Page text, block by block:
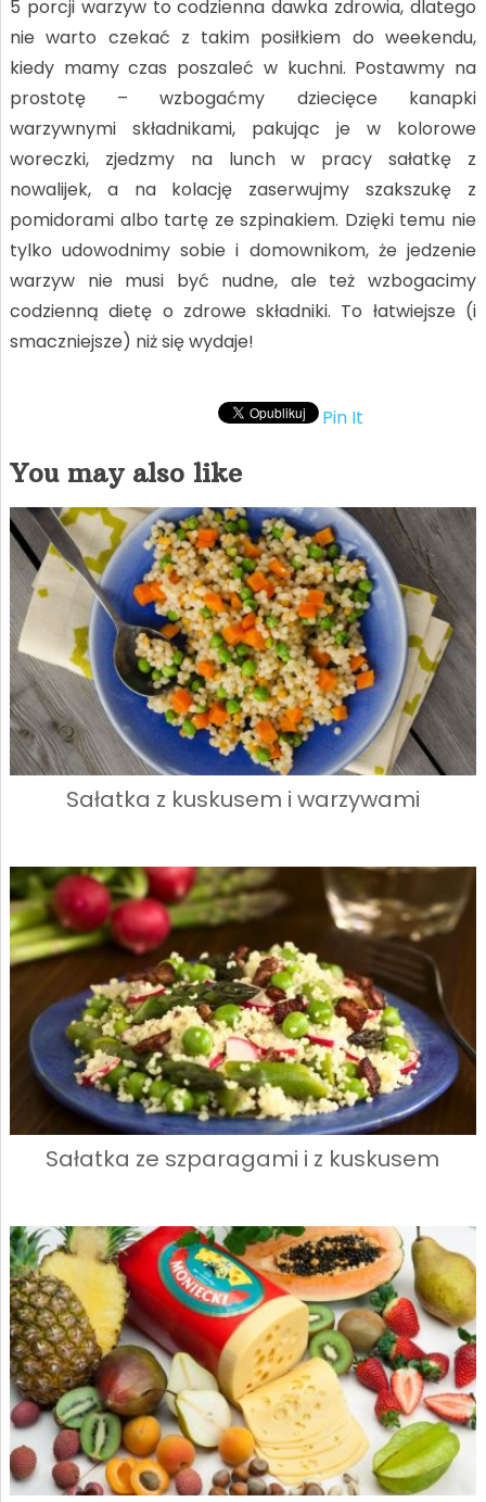
5 porcji warzyw to codzienna dawka zdrowia, dlatego
nie warto czekać z takim posiłkiem do weekendu,
kiedy mamy czas poszaleć w kuchni. Postawmy na
prostotę – wzbogaćmy dziecięce kanapki
warzywnymi składnikami, pakując je w kolorowe
woreczki, zjedzmy na lunch w pracy sałatkę z
nowalijek, a na kolację zaserwujmy szakszukę z
pomidorami albo tartę ze szpinakiem. Dzięki temu nie
tylko udowodnimy sobie i domownikom, że jedzenie
warzyw nie musi być nudne, ale też wzbogacimy
codzienną dietę o zdrowe składniki. To łatwiejsze (i
smaczniejsze) niż się wydaje!
Pin It
You may also like
Sałatka z kuskusem i warzywami
Sałatka ze szparagami i z kuskusem